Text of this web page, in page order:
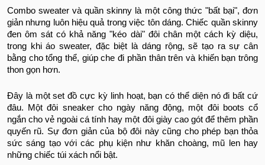
Combo sweater và quần skinny là một công thức "bất bại", đơn
giản nhưng luôn hiệu quả trong việc tôn dáng. Chiếc quần skinny
đen ôm sát có khả năng "kéo dài" đôi chân một cách kỳ diệu,
trong khi áo sweater, đặc biệt là dáng rộng, sẽ tạo ra sự cân
bằng cho tổng thể, giúp che đi phần thân trên và khiến bạn trông
thon gọn hơn.
Đây là một set đồ cực kỳ linh hoạt, bạn có thể diện nó đi bất cứ
đâu. Một đôi sneaker cho ngày năng động, một đôi boots cổ
ngắn cho vẻ ngoài cá tính hay một đôi giày cao gót để thêm phần
quyến rũ. Sự đơn giản của bộ đôi này cũng cho phép bạn thỏa
sức sáng tạo với các phụ kiện như khăn choàng, mũ len hay
những chiếc túi xách nổi bật.